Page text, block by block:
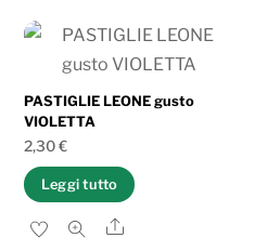
PASTIGLIE LEONE gusto
VIOLETTA
2,30€
Leggi tutto
Share